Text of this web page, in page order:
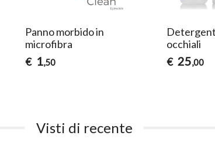
Panno morbido in
microfibra
€ 1,50
occhiali
€ 25,00
Visti di recente